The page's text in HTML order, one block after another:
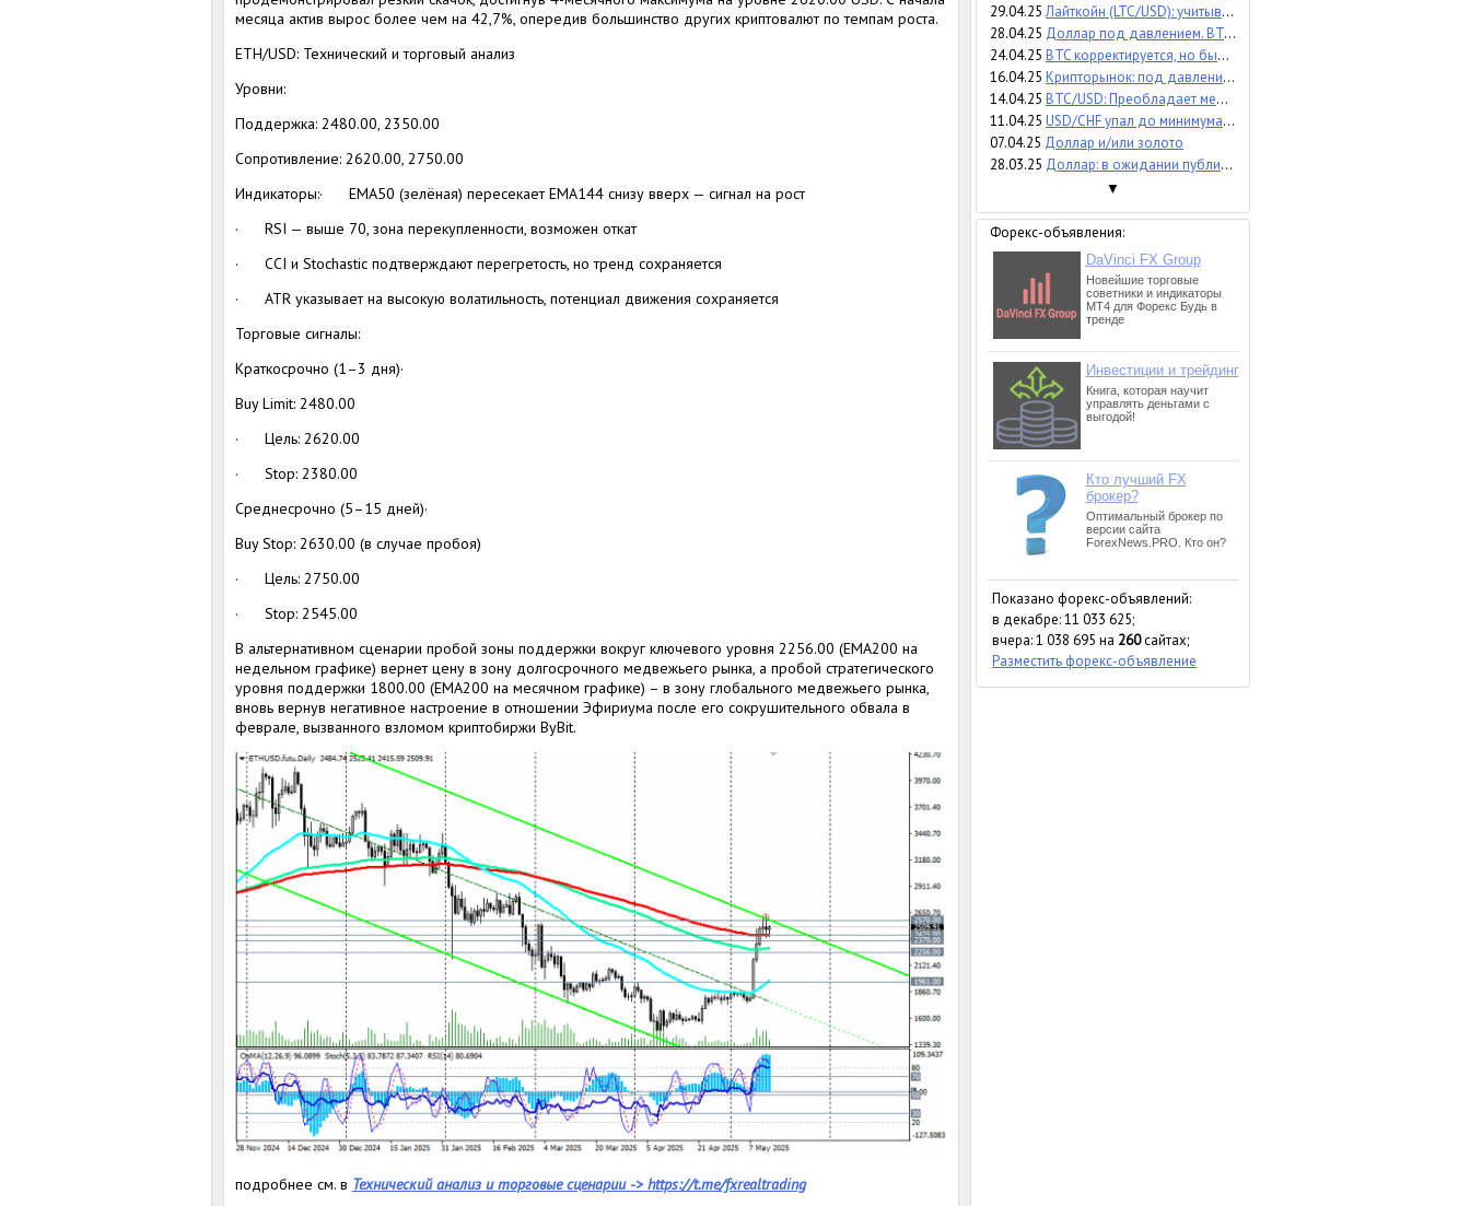
месяца актив вырос более чем на 42,7%, опередив большинство других криптовалют по темпам роста.
ETH/USD: Технический и торговый анализ
Уровни:
Поддержка: 2480.00, 2350.00
Сопротивление: 2620.00, 2750.00
Индикаторы:· EMA50 (зелёная) пересекает EMA144 снизу вверх — сигнал на рост
· RSI — выше 70, зона перекупленности, возможен откат
· CCI и Stochastic подтверждают перегретость, но тренд сохраняется
· ATR указывает на высокую волатильность, потенциал движения сохраняется
Торговые сигналы:
Краткосрочно (1–3 дня)·
Buy Limit: 2480.00
· Цель: 2620.00
· Stop: 2380.00
Среднесрочно (5–15 дней)·
Buy Stop: 2630.00 (в случае пробоя)
· Цель: 2750.00
· Stop: 2545.00
В альтернативном сценарии пробой зоны поддержки вокруг ключевого уровня 2256.00 (ЕМА200 на
недельном графике) вернет цену в зону долгосрочного медвежьего рынка, а пробой стратегического
уровня поддержки 1800.00 (ЕМА200 на месячном графике) – в зону глобального медвежьего рынка,
вновь вернув негативное настроение в отношении Эфириума после его сокрушительного обвала в
феврале, вызванного взломом криптобиржи ByBit.
подробнее см. в Технический анализ и торговые сценарии -> https://t.me/fxrealtrading
29.04.25 Лайткойн (LTC/USD): учитывая высокую степень неопределённости
28.04.25 Доллар под давлением. BTC - бычий тренд
24.04.25 BTC корректируется, но бычий тренд сохраняется
16.04.25 Крипторынок: под давлением на фоне риторики Белого дома
14.04.25 BTC/USD: Преобладает медвежий импульс
11.04.25 USD/CHF упал до минимума с 2011 года!
07.04.25 Доллар и/или золото
28.03.25 Доллар: в ожидании публикации PCE
▼
Форекс-объявления:
Показано форекс-объявлений:
в декабре: 11 033 625;
вчера: 1 038 695 на 260сайтах;
Разместить форекс-объявление